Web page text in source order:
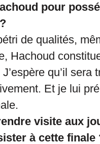
pour
de qualités,
Hachoud
qu’il sera
Et je lui
visite aux
à cette finale